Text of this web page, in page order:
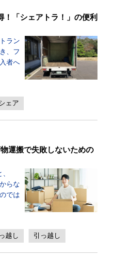
！「シェアトラ！」の便利
ラン
、フ
者へ
ェア
運搬で失敗しないための
らな
では
越し 引っ越し